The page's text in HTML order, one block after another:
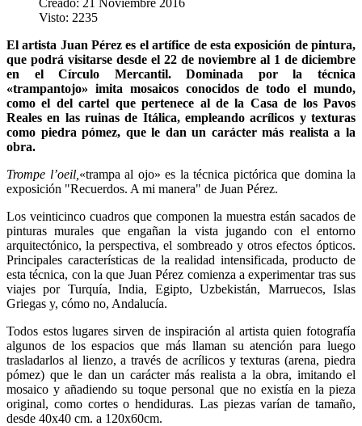
Visto: 2235
El artista Juan Pérez es el artífice de esta exposición de pintura,
que podrá visitarse desde el 22 de noviembre al 1 de diciembre
en el Círculo Mercantil. Dominada por la técnica
«trampantojo» imita mosaicos conocidos de todo el mundo,
como el del cartel que pertenece al de la Casa de los Pavos
Reales en las ruinas de Itálica, empleando acrílicos y texturas
como piedra pómez, que le dan un carácter más realista a la
obra.
Trompe l’oeil, «trampa al ojo» es la técnica pictórica que domina la
exposición "Recuerdos. A mi manera" de Juan Pérez.
Los veinticinco cuadros que componen la muestra están sacados de
pinturas murales que engañan la vista jugando con el entorno
arquitectónico, la perspectiva, el sombreado y otros efectos ópticos.
Principales características de la realidad intensificada, producto de
esta técnica, con la que Juan Pérez comienza a experimentar tras sus
viajes por Turquía, India, Egipto, Uzbekistán, Marruecos, Islas
Griegas y, cómo no, Andalucía.
Todos estos lugares sirven de inspiración al artista quien fotografía
algunos de los espacios que más llaman su atención para luego
trasladarlos al lienzo, a través de acrílicos y texturas (arena, piedra
pómez) que le dan un carácter más realista a la obra, imitando el
mosaico y añadiendo su toque personal que no existía en la pieza
original, como cortes o hendiduras. Las piezas varían de tamaño,
desde 40x40 cm. a 120x60cm.